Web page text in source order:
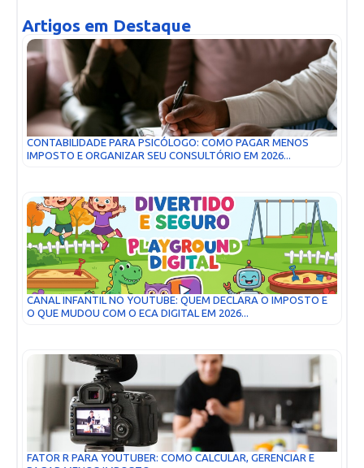
Artigos em Destaque
CONTABILIDADE PARA PSICÓLOGO: COMO PAGAR MENOS
IMPOSTO E ORGANIZAR SEU CONSULTÓRIO EM 2026...
CANAL INFANTIL NO YOUTUBE: QUEM DECLARA O IMPOSTO E
O QUE MUDOU COM O ECA DIGITAL EM 2026...
FATOR R PARA YOUTUBER: COMO CALCULAR, GERENCIAR E